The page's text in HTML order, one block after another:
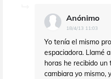
Anónimo
18/4/13 11:03
Yo tenía el mismo
espaciadora. Llamé
horas he recibido un
cambiara yo mismo,